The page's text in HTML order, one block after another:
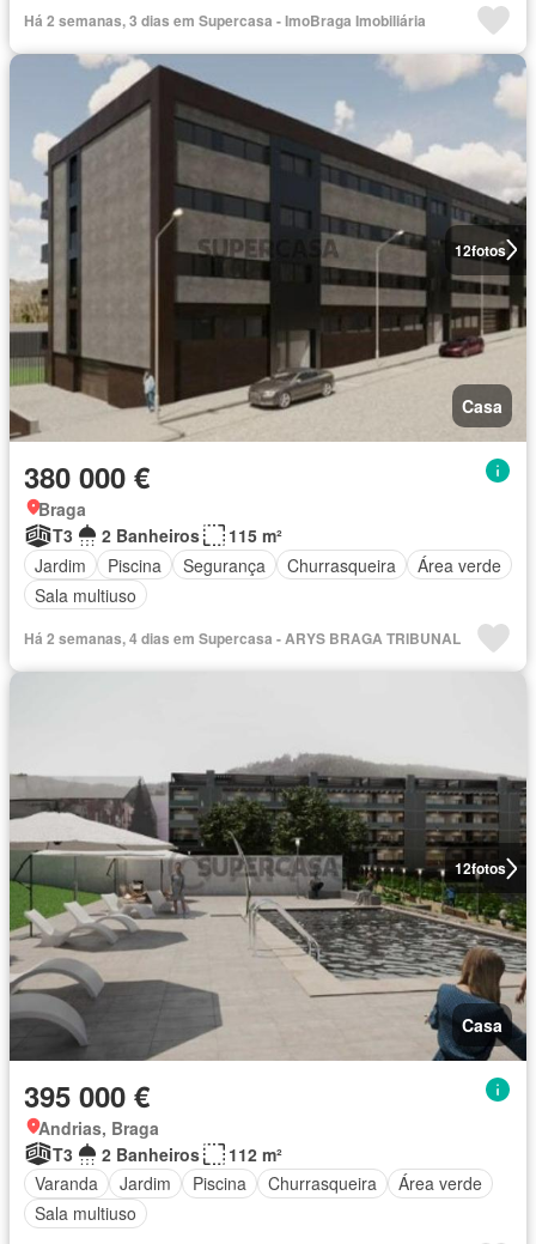
Há 2 semanas, 3 dias em Supercasa - ImoBraga Imobiliária
12fotos
Casa
380 000 €
Braga
T3
2 Banheiros
115 m²
Jardim
Piscina Segurança Churrasqueira
Área verde
Sala multiuso
Há 2 semanas, 4 dias em Supercasa - ARYS BRAGA TRIBUNAL
12fotos
Casa
395 000 €
Andrias, Braga
T3
2 Banheiros
112 m²
Varanda
Jardim Piscina Churrasqueira
Área verde
Sala multiuso